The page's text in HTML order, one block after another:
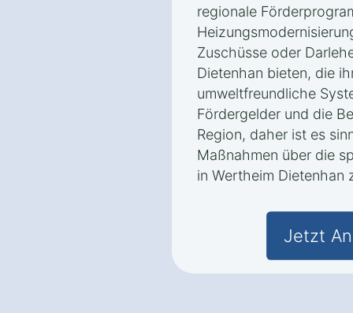
regionale
Zuschüsse oder
Dietenhan bieten, die
umweltfreundliche
Fördergelder und die
Region, daher ist es
Maßnahmen über die
in Wertheim Dietenhan
Jetzt